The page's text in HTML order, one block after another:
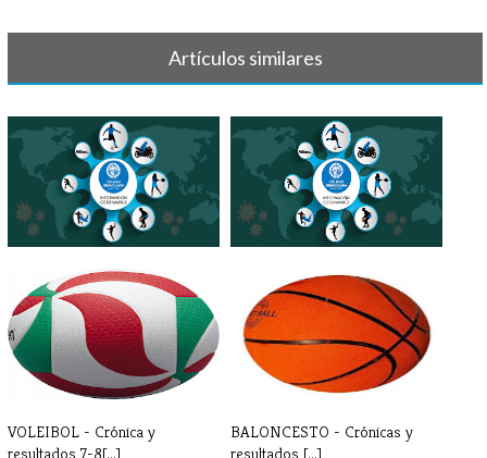
Artículos similares
IMPORTANTE - SUSPENSIÓN
ACTIVIDADES[...]
INFORMACIÓN
CORONAVIRUS -
PARAESCOL[...]
VOLEIBOL - Crónica y
resultados 7-8[...]
BALONCESTO - Crónicas y
resultados [...]